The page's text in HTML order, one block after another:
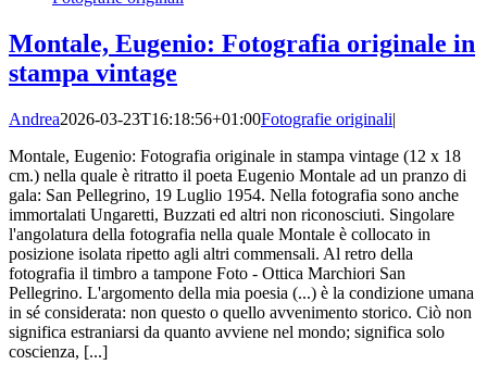
Montale, Eugenio: Fotografia originale in
stampa vintage
Andrea2026-03-23T16:18:56+01:00Fotografie originali|
Montale, Eugenio: Fotografia originale in stampa vintage (12 x 18
cm.) nella quale è ritratto il poeta Eugenio Montale ad un pranzo di
gala: San Pellegrino, 19 Luglio 1954. Nella fotografia sono anche
immortalati Ungaretti, Buzzati ed altri non riconosciuti. Singolare
l'angolatura della fotografia nella quale Montale è collocato in
posizione isolata ripetto agli altri commensali. Al retro della
fotografia il timbro a tampone Foto - Ottica Marchiori San
Pellegrino. L'argomento della mia poesia (...) è la condizione umana
in sé considerata: non questo o quello avvenimento storico. Ciò non
significa estraniarsi da quanto avviene nel mondo; significa solo
coscienza, [...]